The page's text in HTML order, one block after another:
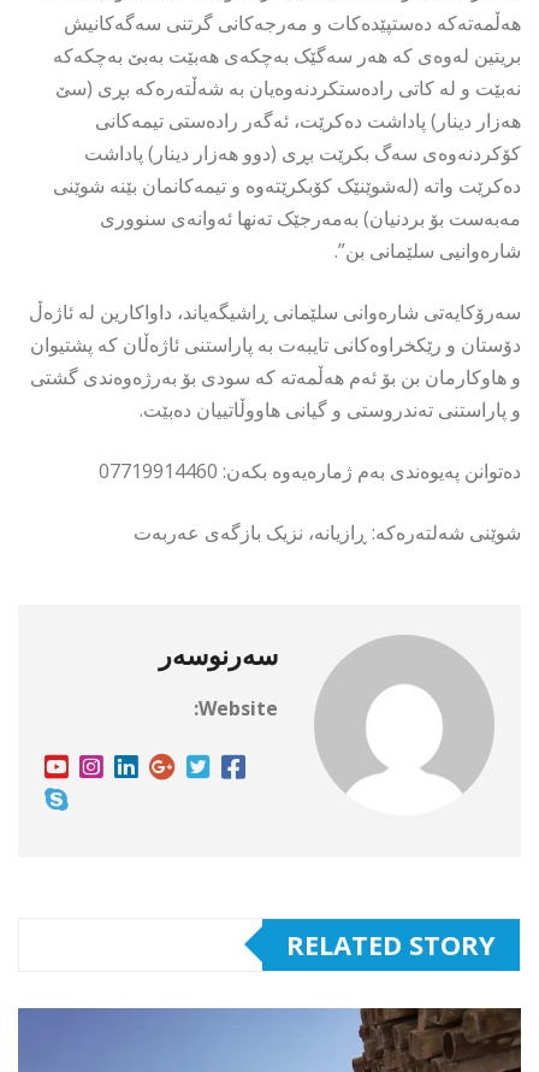
هەڵمەتەکە دەستپێدەکات و مەرجەکانی گرتنی سەگەکانیش
بریتین لەوەی کە هەر سەگێک بەچکەی هەبێت بەبێ بەچکەکە
نەبێت و لە کاتی رادەستکردنەوەیان بە شەڵتەرەکە بڕی (سێ
هەزار دینار) پاداشت دەکرێت، ئەگەر رادەستی تیمەکانی
کۆکردنەوەی سەگ بکرێت بڕی (دوو هەزار دینار) پاداشت
دەکرێت واتە (لەشوێنێک کۆبکرێتەوە و تیمەکانمان بێنە شوێنی
مەبەست بۆ بردنیان) بەمەرجێک تەنها ئەوانەی سنووری
شارەوانیی سلێمانی بن”.
سەرۆکایەتی شارەوانی سلێمانی ڕاشیگەیاند، داواکارین لە ئاژەڵ
دۆستان و رێکخراوەکانی تایبەت بە پاراستنی ئاژەڵان کە پشتیوان
و هاوکارمان بن بۆ ئەم هەڵمەتە کە سودی بۆ بەرژەوەندی گشتی
و پاراستنی تەندروستی و گیانی هاووڵاتییان دەبێت.
دەتوانن پەیوەندی بەم ژمارەیەوە بکەن: 07719914460
شوێنی شەلتەرەکە: ڕازیانە، نزیک بازگەی عەربەت
سەرنوسەر
Website:
RELATED STORY